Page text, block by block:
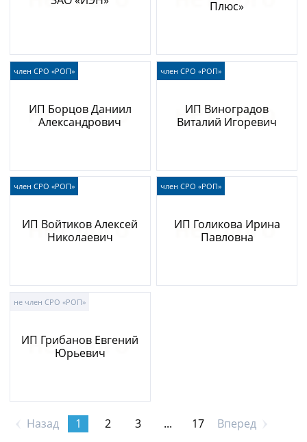
Плюс»
ИП Борцов Даниил
Александрович
член СРО «РОП»
ИП Виноградов
Виталий Игоревич
член СРО «РОП»
ИП Войтиков Алексей
Николаевич
член СРО «РОП»
ИП Голикова Ирина
Павловна
член СРО «РОП»
ИП Грибанов Евгений
Юрьевич
не член СРО «РОП»
Назад 1 2 3 ... 17 Вперед